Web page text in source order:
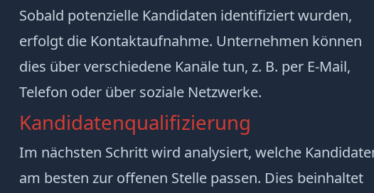
Sobald potenzielle Kandidaten identifiziert wurden,
erfolgt die Kontaktaufnahme. Unternehmen können
dies über verschiedene Kanäle tun, z. B. per E-Mail,
Telefon oder über soziale Netzwerke.
Kandidatenqualifizierung
Im nächsten Schritt wird analysiert, welche
am besten zur offenen Stelle passen. Dies beinhaltet